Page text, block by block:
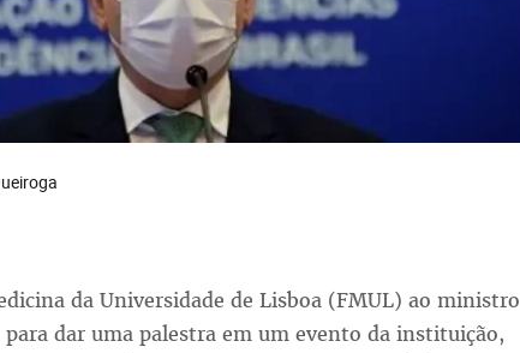
da Universidade de Lisboa (FMUL) ao ministro
para dar uma palestra em um evento da instituição,